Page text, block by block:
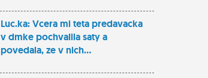
Luc.ka: Vcera mi teta predavacka
v dmke pochvalila saty a
povedala, ze v nich...